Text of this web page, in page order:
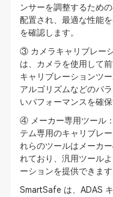
ンサーを調整するため
配置され、最適な性能
を確認します。
③ カメラキャリブレー
は、カメラを使用して
キャリブレーションツ
アルゴリズムなどのパ
いパフォーマンスを確
④ メーカー専用ツール
テム専用のキャリブレ
れらのツールはメーカ
れており、汎用ツール
ーションを提供できます
SmartSafe は、ADAS